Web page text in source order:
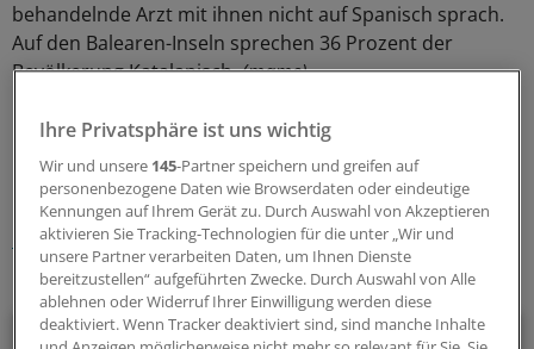
behandelnde Arzt mit ihnen nicht auf Spanisch sprach.
Auf den Balearen-Inseln sprechen 36 Prozent der
Bevölkerung Katalanisch.(mame)
Schlagworte:
International Arzt und Patient
Ihr Newsletter zum Thema
Politik & Debatte
Ihre Privatsphäre ist uns wichtig
Wir und unsere 145-Partner speichern und greifen auf
personenbezogene Daten wie Browserdaten oder eindeutige
Kennungen auf Ihrem Gerät zu. Durch Auswahl von Akzeptieren
aktivieren Sie Tracking-Technologien für die unter „Wir und
unsere Partner verarbeiten Daten, um Ihnen Dienste
bereitzustellen“ aufgeführten Zwecke. Durch Auswahl von Alle
ablehnen oder Widerruf Ihrer Einwilligung werden diese
deaktiviert. Wenn Tracker deaktiviert sind, sind manche Inhalte